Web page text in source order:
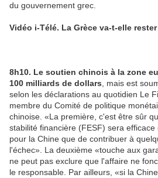
du gouvernement grec.
Vidéo i-Télé. La Grèce va-t-elle
8h10. Le soutien chinois à la zone
100 milliards de dollars, mais est
selon les déclarations au quotidien Le
membre du Comité de politique
chinoise. «La première, c'est être sûr
stabilité financière (FESF) sera
pour la Chine que de contribuer à
l'échec». La deuxième «touche aux
ne peut pas exclure que l'affaire ne
le responsable. Par ailleurs, «si la